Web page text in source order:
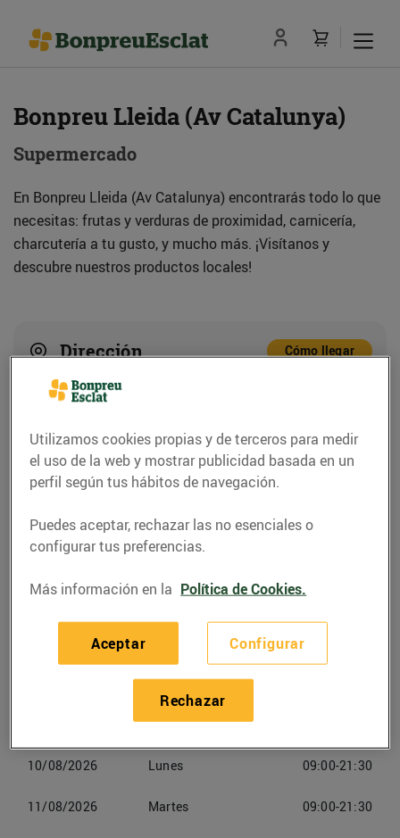
Bonpreu Lleida (Av Catalunya)
Supermercado
En Bonpreu Lleida (Av Catalunya) encontrarás todo lo que
necesitas: frutas y verduras de proximidad, carnicería,
charcutería a tu gusto, y mucho más. ¡Visítanos y
descubre nuestros productos locales!
Dirección Cómo llegar
Av. Catalunya, 1 (25002) Lleida
Teléfono
973158507
Llamar
Horarios Bonpreu Lleida
07/08/2026 09:00-21:30
Sabado
Domingo
10/08/2026 Lunes 09:00-21:30
11/08/2026 Martes 09:00-21:30
Utilizamos cookies propias y de terceros para medir
el uso de la web y mostrar publicidad basada en un
perfil según tus hábitos de navegación.
Puedes aceptar, rechazar las no esenciales o
configurar tus preferencias.
Más información en la Política de Cookies.
Configurar
Rechazar
Aceptar